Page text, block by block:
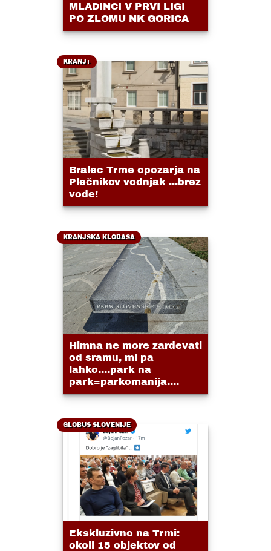
MLADINCI V PRVI LIGI
PO ZLOMU NK GORICA
KRANJ+
Bralec Trme opozarja na
Plečnikov vodnjak ...brez
vode!
KRANJSKA KLOBASA
Himna ne more zardevati
od sramu, mi pa
lahko....park na
park=parkomanija....
GLOBUS SLOVENIJE
Ekskluzivno na Trmi:
okoli 15 objektov od